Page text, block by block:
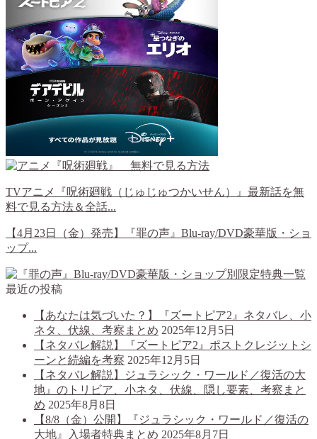
TVアニメ『呪術廻戦（じゅじゅつかいせん）』最新話を無
料で見る方法＆全話...
【4月23日（金）発売】『罪の声』Blu-ray/DVD豪華版・ショ
ップ...
最近の投稿
【あなたは気づいた？】『ズートピア2』ネタバレ、小
ネタ、伏線、考察まとめ 2025年12月5日
【ネタバレ解説】『ズートピア2』ポストクレジットシ
ーンと続編を考察 2025年12月5日
【ネタバレ解説】ジュラシック・ワールド／復活の大
地』のトリビア、小ネタ、伏線、隠し要素、考察まと
め 2025年8月8日
【8/8（金）公開】『ジュラシック・ワールド／復活の
大地』入場者特典まとめ 2025年8月7日